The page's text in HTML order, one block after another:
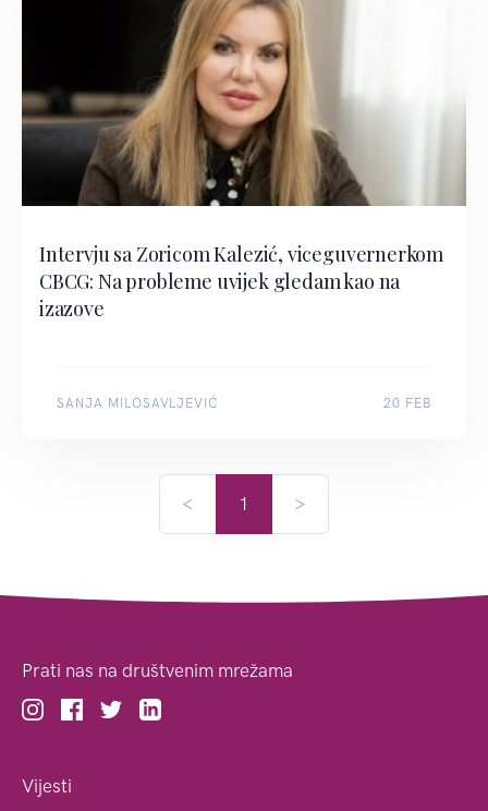
Intervju sa Zoricom Kalezić, viceguvernerkom
CBCG: Na probleme uvijek gledam kao na
izazove
SANJA MILOSAVLJEVIĆ 20 FEB
< 1 >
Prati nas na društvenim mrežama
Vijesti